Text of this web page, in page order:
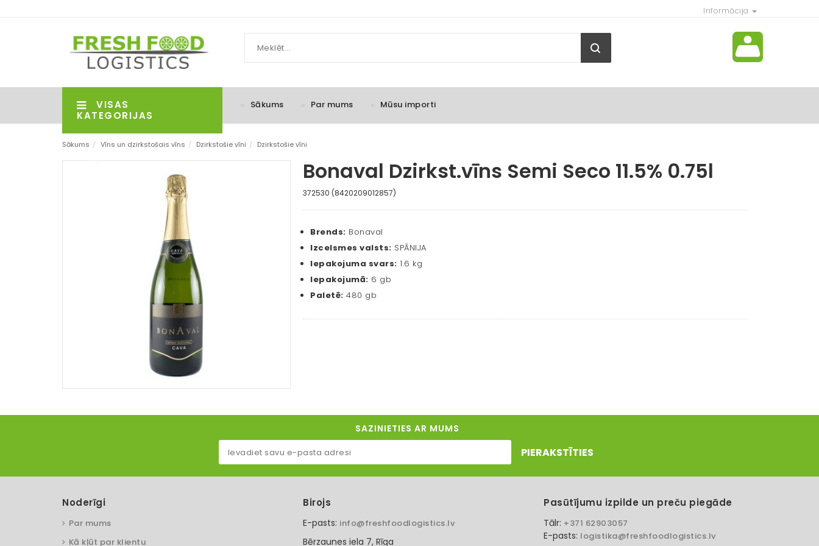
Informācija
VISAS
KATEGORIJAS
Sākums Par mums Mūsu importi
Sākums / Vīns un dzirkstošais vīns / Dzirkstošie vīni / Dzirkstošie vīni
Bonaval Dzirkst.vīns Semi Seco 11.5% 0.75l
372530 (8420209012857)
Brends: Bonaval
Izcelsmes valsts: SPĀNIJA
Iepakojuma svars: 1.6 kg
Iepakojumā: 6 gb
Paletē: 480 gb
SAZINIETIES AR MUMS
PIERAKSTĪTIES
Noderīgi
Par mums
Kā kļūt par klientu
Birojs
E-pasts: info@freshfoodlogistics.lv
Bērzaunes iela 7, Rīga
Pasūtījumu izpilde un preču piegāde
Tālr: +371 62903057
E-pasts: logistika@freshfoodlogistics.lv